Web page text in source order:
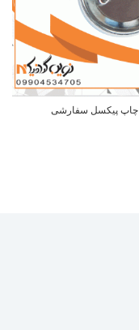
چاپ پیکسل سفارشی